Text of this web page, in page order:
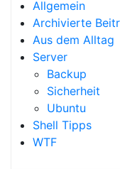
Allgemein
Archivierte
Aus dem Alltag
Server
Backup
Sicherheit
Ubuntu
Shell Tipps
WTF